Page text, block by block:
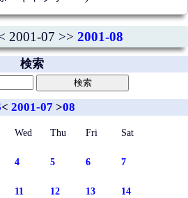
2001-07 >> 2001-08
検索
< 2001-07 >08
Wed Thu Fri Sat
4 5 6 7
11 12 13 14